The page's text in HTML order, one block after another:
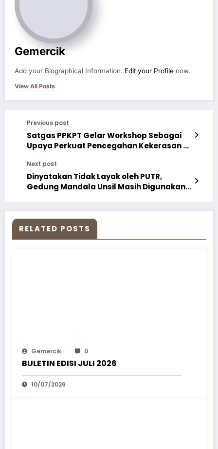
Gemercik
Add your Biographical Information. Edit your Profile now.
View All Posts
Previous post
Satgas PPKPT Gelar Workshop Sebagai
Upaya Perkuat Pencegahan Kekerasan di
Next post
Dinyatakan Tidak Layak oleh PUTR,
Gedung Mandala Unsil Masih Digunakan
RELATED POSTS
Gemercik 0
BULETIN EDISI JULI 2026
10/07/2026